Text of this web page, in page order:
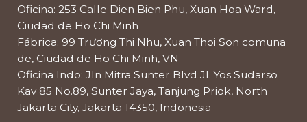
Oficina: 253 Calle Dien Bien Phu, Xuan Hoa Ward,
Ciudad de Ho Chi Minh
Fábrica: 99 Trương Thi Nhu, Xuan Thoi Son comuna
de, Ciudad de Ho Chi Minh, VN
Oficina Indo: Jln Mitra Sunter Blvd Jl. Yos Sudarso
Kav 85 No.89, Sunter Jaya, Tanjung Priok, North
Jakarta City, Jakarta 14350, Indonesia